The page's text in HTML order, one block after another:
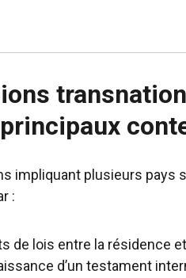
impliquant plusieurs pays
:
de lois entre la résidence
d’un testament